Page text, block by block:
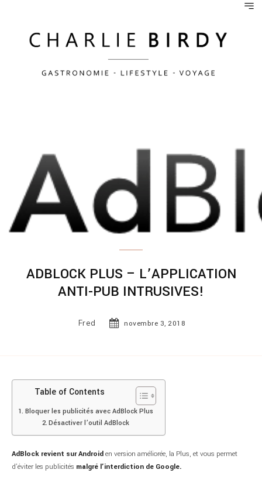
ADBLOCK PLUS – L’APPLICATION
ANTI-PUB INTRUSIVES!
Fred novembre 3, 2018
Table of Contents
Bloquer les publicités avec AdBlock Plus
Désactiver l’outil AdBlock
AdBlock revient sur Androiden version améliorée, la Plus, et vous permet
d’éviter les publicités malgré l’interdiction de Google.